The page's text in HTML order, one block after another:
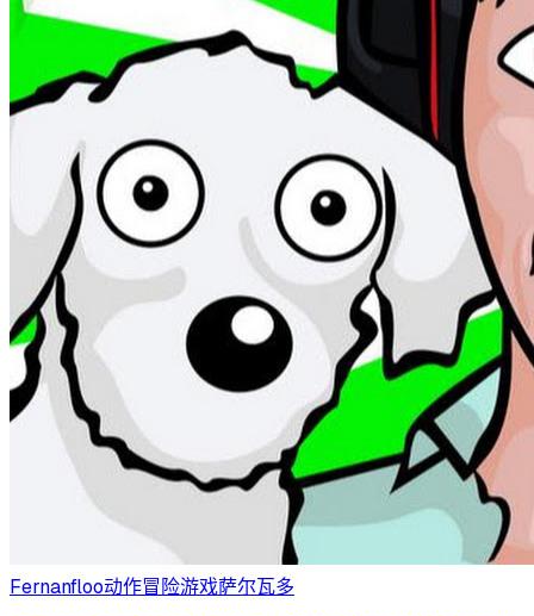
Fernanfloo动作冒险游戏萨尔瓦多